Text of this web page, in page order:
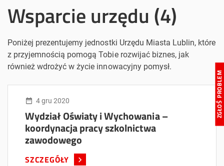
Wsparcie urzędu (4)
Poniżej prezentujemy jednostki Urzędu Miasta Lublin, które
z przyjemnością pomogą Tobie rozwijać biznes, jak
również wdrożyć w życie innowacyjny pomysł.
4 gru 2020
Wydział Oświaty i Wychowania –
koordynacja pracy szkolnictwa
zawodowego
SZCZEGÓŁY
ZGŁOŚ PROBLEM